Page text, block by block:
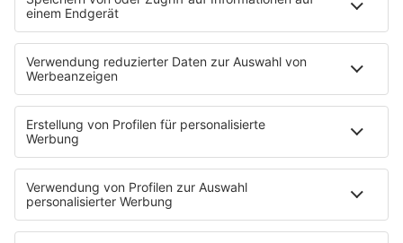
HOME
PROGRAMM
Sendeplan
DJs
Playlist